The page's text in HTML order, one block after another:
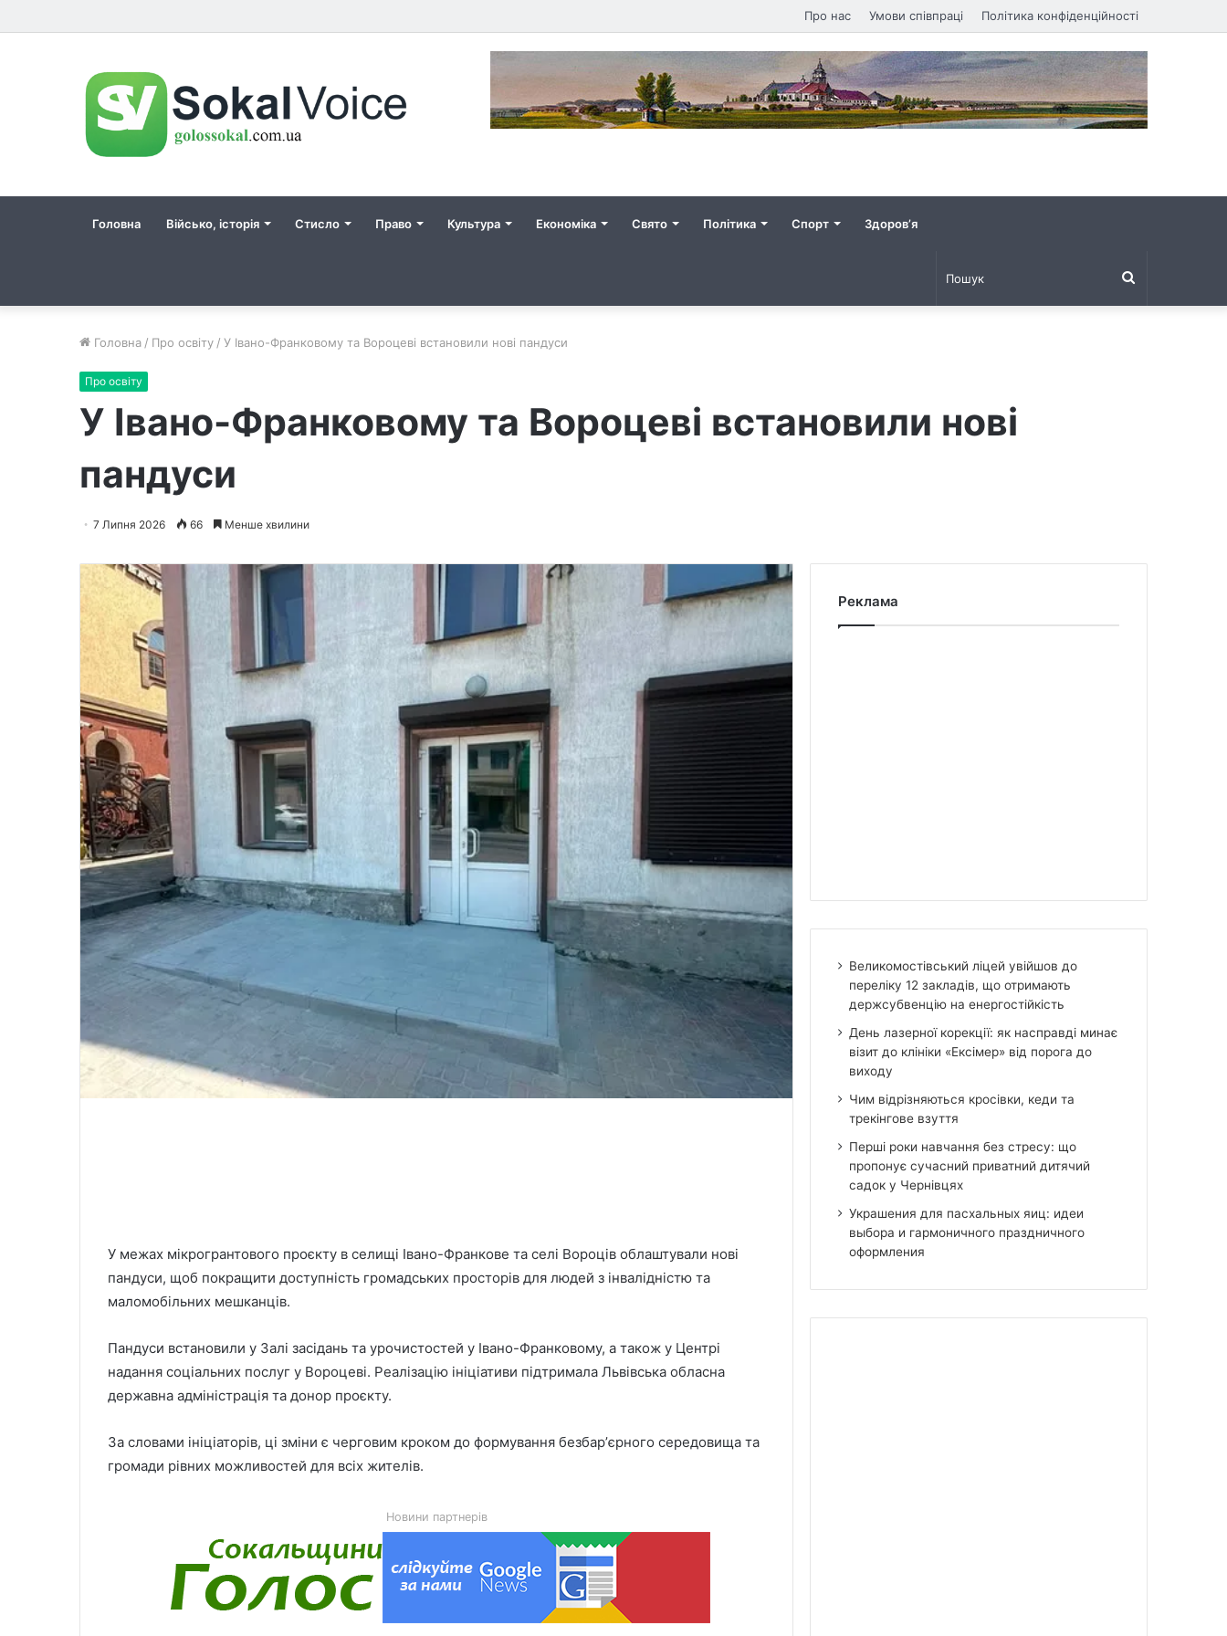
Про нас Умови співпраці Політика конфіденційності
Головна Військо, історія Стисло Право Культура Економіка Свято Політика Спорт Здоров’я
Головна / Про освіту / У Івано-Франковому та Вороцеві встановили нові пандуси
Про освіту
У Івано-Франковому та Вороцеві встановили нові
пандуси
7 Липня 2026 66 Менше хвилини
У межах мікрогрантового проєкту в селищі Івано-Франкове та селі Вороців облаштували нові
пандуси, щоб покращити доступність громадських просторів для людей з інвалідністю та
маломобільних мешканців.
Пандуси встановили у Залі засідань та урочистостей у Івано-Франковому, а також у Центрі
надання соціальних послуг у Вороцеві. Реалізацію ініціативи підтримала Львівська обласна
державна адміністрація та донор проєкту.
За словами ініціаторів, ці зміни є черговим кроком до формування безбарʼєрного середовища та
громади рівних можливостей для всіх жителів.
Новини партнерів
порога до виходу
Чим відрізняються кросівки, кеди та
трекінгове взуття
Реклама
Великомостівський ліцей увійшов до
переліку 12 закладів, що отримають
держсубвенцію на енергостійкість
День лазерної корекції: як насправді минає
візит до клініки «Ексімер» від порога до
виходу
Чим відрізняються кросівки, кеди та
трекінгове взуття
Перші роки навчання без стресу: що
пропонує сучасний приватний дитячий
садок у Чернівцях
Украшения для пасхальных яиц: идеи
выбора и гармоничного праздничного
оформления